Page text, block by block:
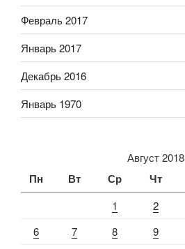
Февраль 2017
Январь 2017
Декабрь 2016
Январь 1970
Август 2018
Пн Вт Ср Чт
1 2
6
7 8 9